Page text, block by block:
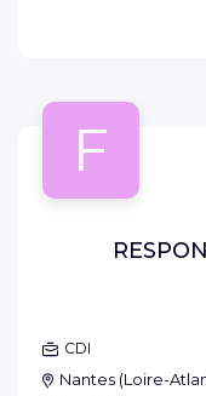
F
CDI
Nantes (Loire-